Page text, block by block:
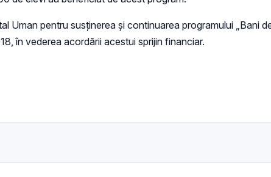
pentru susținerea și continuarea programului „Bani
în vederea acordării acestui sprijin financiar.